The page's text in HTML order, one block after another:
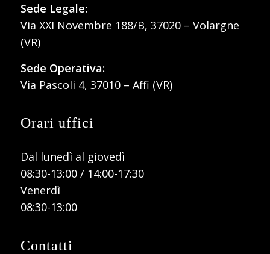
Sede Legale:
Via XXI Novembre 188/B, 37020 – Volargne
(VR)
Sede Operativa:
Via Pascoli 4, 37010 – Affi (VR)
Orari uffici
Dal lunedì al giovedì
08:30-13:00 / 14:00-17:30
Venerdì
08:30-13:00
Contatti